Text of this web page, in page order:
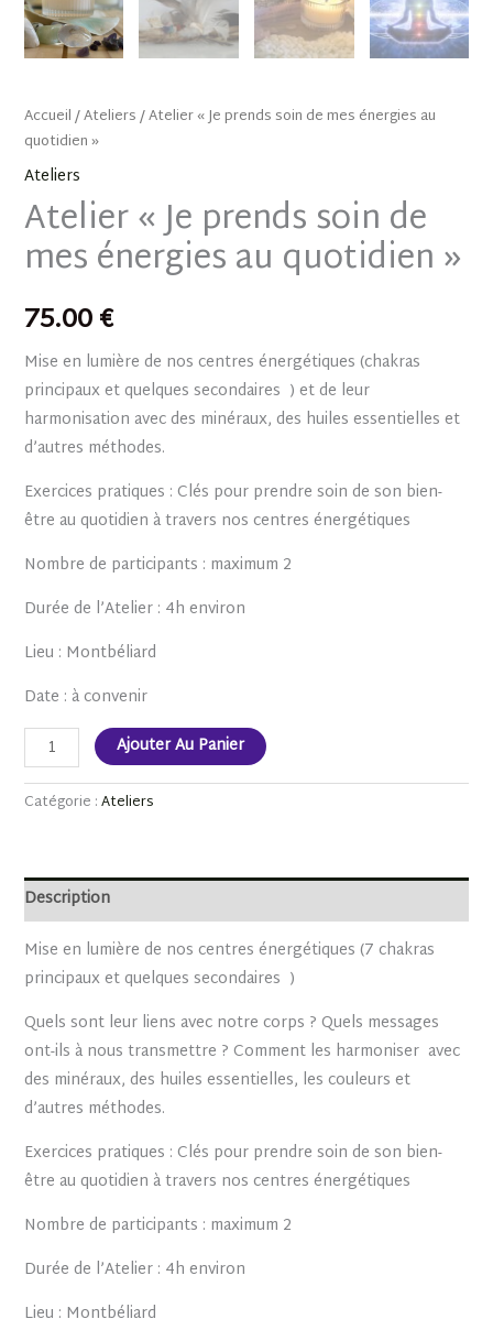
Accueil/Ateliers/ Atelier « Je prends soin de mes énergies au
quotidien »
Ateliers
Atelier « Je prends soin de
mes énergies au quotidien »
75.00€
Mise en lumière de nos centres énergétiques (chakras
principaux et quelques secondaires ) et de leur
harmonisation avec des minéraux, des huiles essentielles et
d’autres méthodes.
Exercices pratiques : Clés pour prendre soin de son bien-
être au quotidien à travers nos centres énergétiques
Nombre de participants : maximum 2
Durée de l’Atelier : 4h environ
Lieu : Montbéliard
Date : à convenir
Ajouter Au Panier
Catégorie :Ateliers
Description
Mise en lumière de nos centres énergétiques (7 chakras
principaux et quelques secondaires )
Quels sont leur liens avec notre corps ? Quels messages
ont-ils à nous transmettre ? Comment les harmoniser avec
des minéraux, des huiles essentielles, les couleurs et
d’autres méthodes.
Exercices pratiques : Clés pour prendre soin de son bien-
être au quotidien à travers nos centres énergétiques
Nombre de participants : maximum 2
Durée de l’Atelier : 4h environ
Lieu : Montbéliard